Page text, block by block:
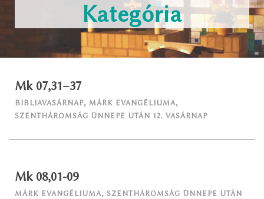
Kategória
Mk 07,31–37
BIBLIAVASÁRNAP, MÁRK EVANGÉLIUMA,
SZENTHÁROMSÁG ÜNNEPE UTÁN 12. VASÁRNAP
Mk 08,01-09
MÁRK EVANGÉLIUMA, SZENTHÁROMSÁG ÜNNEPE UTÁN